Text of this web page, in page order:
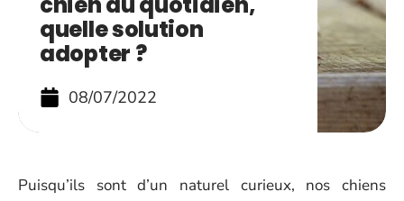
quelle solution
adopter ?
08/07/2022
Puisqu’ils sont d’un naturel curieux, nos chiens